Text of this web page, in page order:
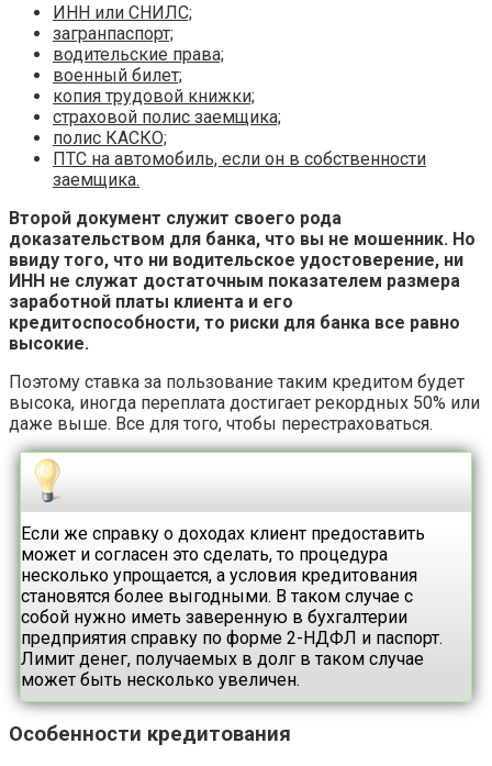
ИНН или СНИЛС;
загранпаспорт;
водительские права;
военный билет;
копия трудовой книжки;
страховой полис заемщика;
полис КАСКО;
ПТС на автомобиль, если он в собственности
заемщика.
Второй документ служит своего рода
доказательством для банка, что вы не мошенник. Но
ввиду того, что ни водительское удостоверение, ни
ИНН не служат достаточным показателем размера
заработной платы клиента и его
кредитоспособности, то риски для банка все равно
высокие.
Поэтому ставка за пользование таким кредитом будет
высока, иногда переплата достигает рекордных 50% или
даже выше. Все для того, чтобы перестраховаться.
Если же справку о доходах клиент предоставить
может и согласен это сделать, то процедура
несколько упрощается, а условия кредитования
становятся более выгодными. В таком случае с
собой нужно иметь заверенную в бухгалтерии
предприятия справку по форме 2-НДФЛ и паспорт.
Лимит денег, получаемых в долг в таком случае
может быть несколько увеличен.
Особенности кредитования